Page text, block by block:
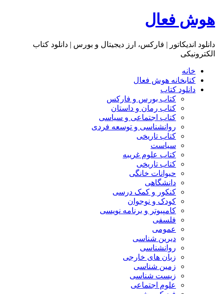
هوش فعال
دانلود اندیکاتور | فارکس، ارز دیجیتال و بورس | دانلود کتاب
الکترونیکی
خانه
کتابخانه هوش فعال
دانلود کتاب
کتاب بورس و فارکس
کتاب رمان و داستان
کتاب اجتماعی و سیاسی
روانشناسی و توسعه فردی
کتاب تاریخی
سیاست
کتاب علوم غریبه
کتاب تاریخی
حیوانات خانگی
دانشگاهی
کنکور و کمک‌ درسی
کودک و نوجوان
کامپیوتر و برنامه نویسی
فلسفی
عمومی
دیرین شناسی
روانشناسی
زبان های خارجی
زمین شناسی
زیست شناسی
علوم اجتماعی